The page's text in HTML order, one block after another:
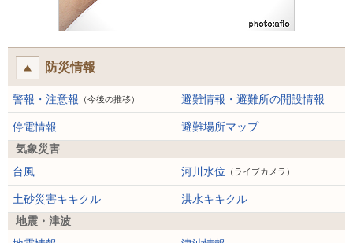
防災情報
警報・注意報 （今後の推移） 避難情報・避難所の開設情報
停電情報
避難場所マップ
気象災害
台風
河川水位 （ライブカメラ）
土砂災害キキクル
洪水キキクル
地震・津波